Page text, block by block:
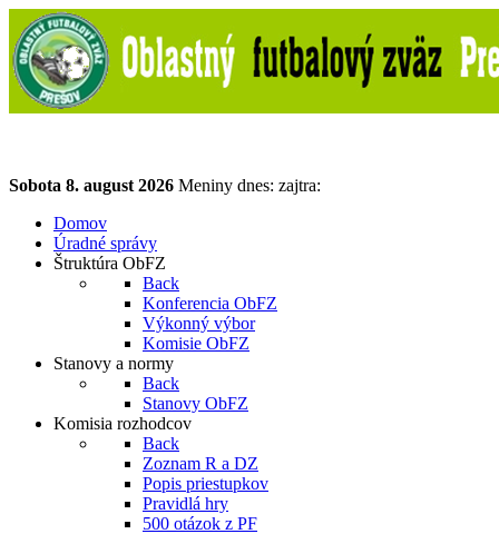
Sobota 8. august 2026 Meniny dnes: zajtra:
Domov
Úradné správy
Štruktúra ObFZ
Back
Konferencia ObFZ
Výkonný výbor
Komisie ObFZ
Stanovy a normy
Back
Stanovy ObFZ
Komisia rozhodcov
Back
Zoznam R a DZ
Popis priestupkov
Pravidlá hry
500 otázok z PF